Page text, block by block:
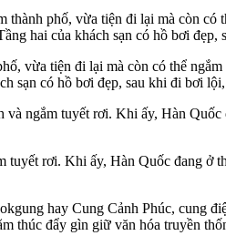
vừa tiện đi lại mà còn có thể
sạn có hồ bơi đẹp, sau khi đi bơi
rơi. Khi ấy, Hàn Quốc đang ở